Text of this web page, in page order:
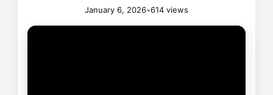
January 6, 2026•614 views